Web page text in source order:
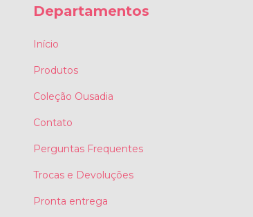
Departamentos
Início
Produtos
Coleção Ousadia
Contato
Perguntas Frequentes
Trocas e Devoluções
Pronta entrega